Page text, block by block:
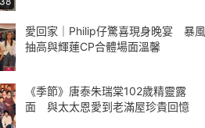
愛回家｜Philip仔驚喜現身晚宴 暴風
抽高與輝蓮CP合體場面溫馨
《季節》唐泰朱瑞棠102歲精靈露
面 與太太恩愛到老滿屋珍貴回憶